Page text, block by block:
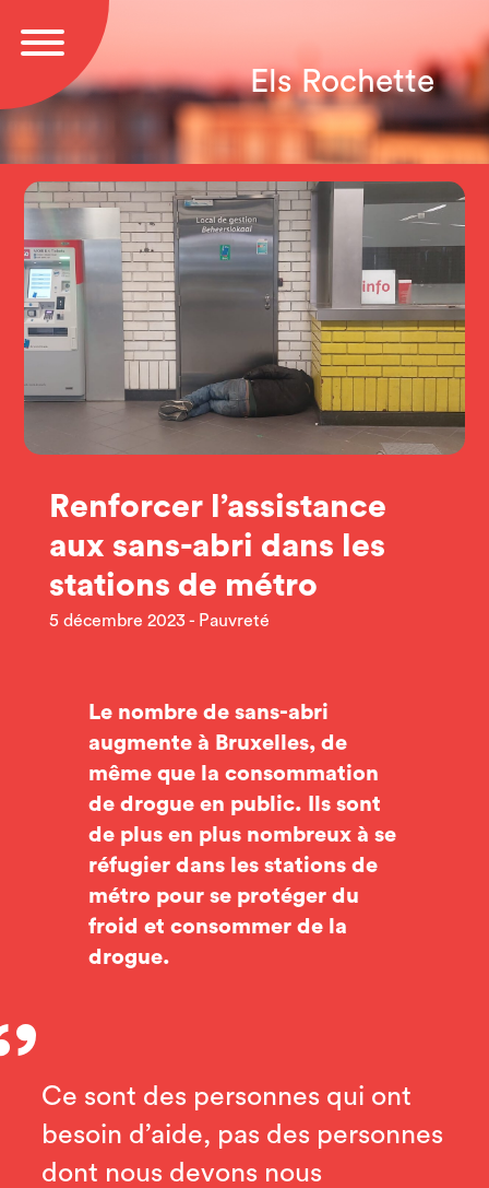
Els Rochette
Renforcer l’assistance
aux sans-abri dans les
stations de métro
5 décembre 2023 Pauvreté
Le nombre de sans-abri
augmente à Bruxelles, de
même que la consommation
de drogue en public. Ils sont
de plus en plus nombreux à se
réfugier dans les stations de
métro pour se protéger du
froid et consommer de la
drogue.
Ce sont des personnes qui ont
besoin d’aide, pas des personnes
dont nous devons nous